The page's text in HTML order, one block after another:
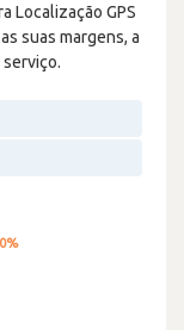
Localização GPS
suas margens, a
0%